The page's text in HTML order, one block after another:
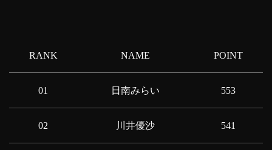
RANK NAME POINT
01 日南みらい 553
02 川井優沙 541